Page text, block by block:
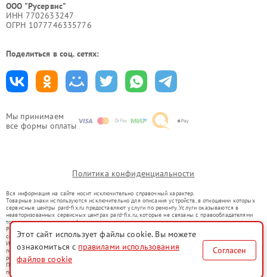
Мы принимаем
все формы оплаты
ООО "Русервис"
ИНН 7702633247
ОГРН 1077746335776
Поделиться в соц. сетях:
Политика конфиденциальности
Вся информация на сайте носит исключительно справочный характер.
Товарные знаки используются исключительно для описания устройств, в отношении которых
сервисные центры pard-fix.ru предоставляют услуги по ремонту. Услуги оказываются в
неавторизованных сервисных центрах pard-fix.ru, которые не связаны с правообладателями
товарных знаков или их официальными представителями.
Ремонт осуществляется для устройств, уже введенных в гражданский оборот в соответствии
со статьей 1487 ГК РФ.
Использование товарных знаков не преследует цели индивидуализации услуг или введения
потребителей в заблуждение, а служит для информирования о предоставляемых услугах по
ремонту техники указанных брендов.
Представленная на сайте информация не является публичной офертой, определяемой
положениями Статьи 437(2) Гражданского кодекса РФ
Этот сайт использует файлы cookie. Вы можете
ознакомиться с правилами использования
файлов cookie
Согласен